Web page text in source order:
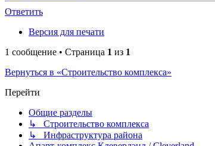
Ответить
Версия для печати
1 сообщение • Страница 1 из 1
Вернуться в «Строительство комплекса»
Перейти
Общие разделы
↳ Строительство комплекса
↳ Инфраструктура района